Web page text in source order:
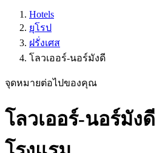
Hotels
ยุโรป
ฝรั่งเศส
โลวเออร์-นอร์มังดี
จุดหมายต่อไปของคุณ
โลวเออร์-นอร์มัง